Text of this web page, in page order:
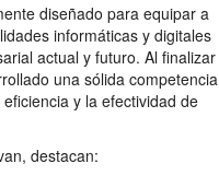
diseñado para equipar a
informáticas y digitales
actual y futuro. Al finalizar
una sólida competencia
y la efectividad de
destacan: